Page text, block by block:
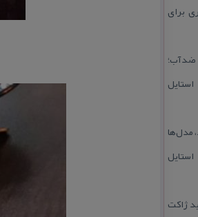
برای
مدل‌ها
ژاكت